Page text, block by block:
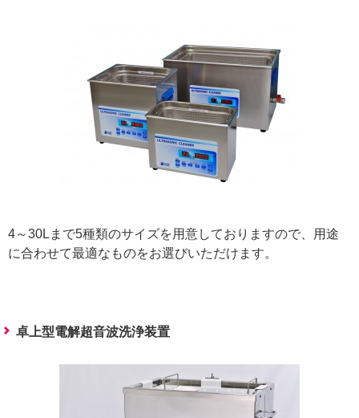
4～30Lまで5種類のサイズを用意しておりますので、用途
に合わせて最適なものをお選びいただけます。
卓上型電解超音波洗浄装置